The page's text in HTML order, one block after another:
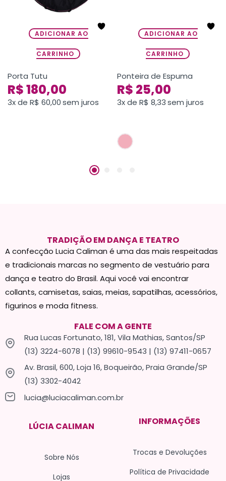
ADICIONAR AO
CARRINHO
Porta Tutu
R$180,00
3x de R$ 60,00sem juros
ADICIONAR AO
CARRINHO
Ponteira de Espuma
R$ 25,00
3x de R$ 8,33sem juros
TRADIÇÃO EM DANÇA E TEATRO
A confecção Lucia Caliman é uma das mais respeitadas
e tradicionais marcas no segmento de vestuário para
dança e teatro do Brasil. Aqui você vai encontrar
collants, camisetas, saias, meias, sapatilhas, acessórios,
figurinos e moda fitness.
FALE COM A GENTE
Rua Lucas Fortunato, 181, Vila Mathias, Santos/SP
(13) 3224-6078 | (13) 99610-9543 | (13) 97411-0657
Av. Brasil, 600, Loja 16, Boqueirão, Praia Grande/SP
(13) 3302-4042
lucia@luciacaliman.com.br
LÚCIA CALIMAN
Sobre Nós
Lojas
INFORMAÇÕES
Trocas e Devoluções
Política de Privacidade